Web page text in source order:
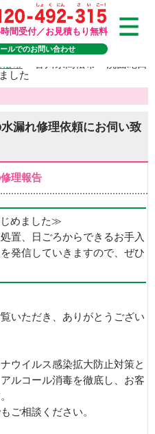
間受付／お見積もり無料
ールでのお問い合わせ
した
漏れ修理依頼にお伺い致
理報告
めました≫
置、日ごろからできるお手入
発信していきますので、ぜひ
いただき、ありがとうござい
ウイルス感染拡大防止対策と
ルコール消毒を徹底し、お客
ご相談ください。